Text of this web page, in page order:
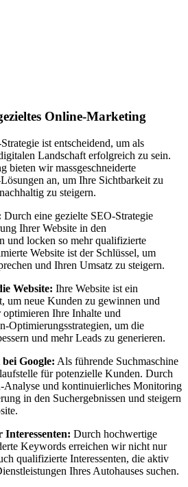
Online-Marketing
ist entscheidend, um als
Landschaft erfolgreich zu sein.
bieten wir massgeschneiderte
an, um Ihre Sichtbarkeit zu
zu steigern.
Durch eine gezielte SEO-Strategie
Ihrer Website in den
und locken so mehr qualifizierte
Website ist der Schlüssel, um
und Ihren Umsatz zu steigern.
Website: Ihre Website ist ein
um neue Kunden zu gewinnen und
Ihre Inhalte und
Optimierungsstrategien, um die
und mehr Leads zu generieren.
Google: Als führende Suchmaschine
für potenzielle Kunden. Durch
Analyse und kontinuierliches Monitoring
in den Suchergebnissen und steigern
Durch hochwertige
Keywords erreichen wir nicht nur
qualifizierte Interessenten, die aktiv
Ihres Autohauses suchen.